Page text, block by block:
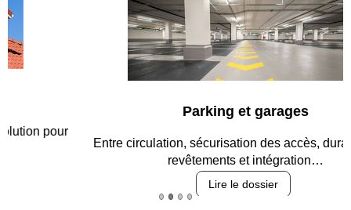
Parking et garages
Entre circulation, sécurisation des accès, durabilité des
revêtements et intégration…